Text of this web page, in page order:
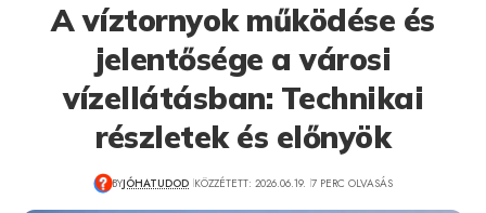
A víztornyok működése és
jelentősége a városi
vízellátásban: Technikai
részletek és előnyök
BYJÓHATUDOD KÖZZÉTETT: 2026.06.19. 7 PERC OLVASÁS